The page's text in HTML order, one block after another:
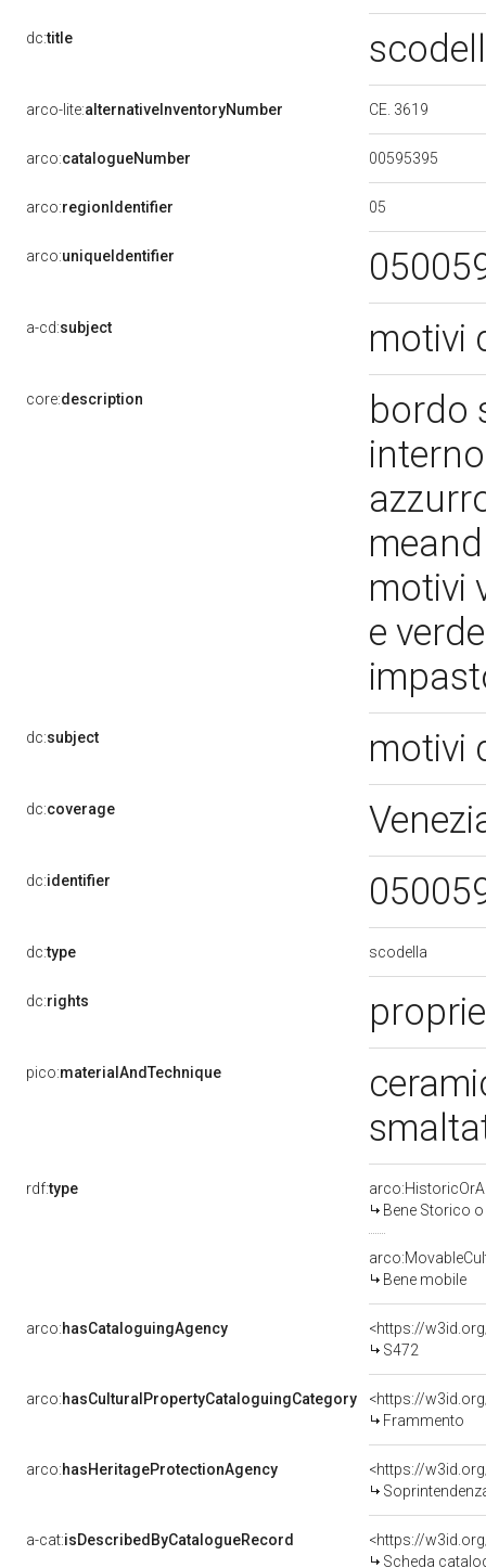
dc:title
arco-lite:alternativeInventoryNumber CE. 3619
arco:catalogueNumber 00595395
arco:regionIdentifier 05
arco:uniqueIdentifier
a-cd:subject motivi
core:description
bordo
motivi
e
dc:subject motivi
dc:coverage
dc:identifier
dc:type scodella
dc:rights
pico:materialAndTechnique
rdf:type
Bene Storico
Bene mobile
arco:hasCataloguingAgency
<https://
S472
arco:hasCulturalPropertyCataloguingCategory
<https://
Frammento
arco:hasHeritageProtectionAgency
<https://
Soprintendenza
a-cat:isDescribedByCatalogueRecord
<https://
Scheda